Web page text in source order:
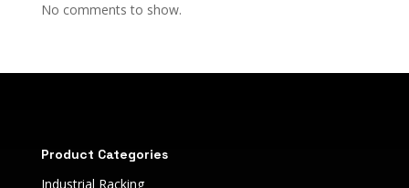
No comments to show.
Product Categories
Industrial Racking